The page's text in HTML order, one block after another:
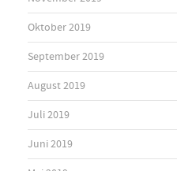
Oktober 2019
September 2019
August 2019
Juli 2019
Juni 2019